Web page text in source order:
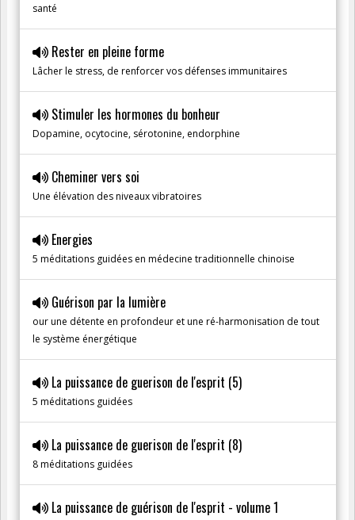
santé
Rester en pleine forme
Lâcher le stress, de renforcer vos défenses immunitaires
Stimuler les hormones du bonheur
Dopamine, ocytocine, sérotonine, endorphine
Cheminer vers soi
Une élévation des niveaux vibratoires
Energies
5 méditations guidées en médecine traditionnelle chinoise
Guérison par la lumière
our une détente en profondeur et une ré-harmonisation de tout
le système énergétique
La puissance de guerison de l'esprit (5)
5 méditations guidées
La puissance de guerison de l'esprit (8)
8 méditations guidées
La puissance de guérison de l'esprit - volume 1